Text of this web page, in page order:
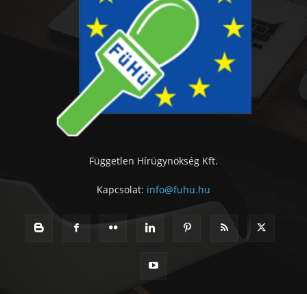
Független Hírügynökség Kft.
Kapcsolat: info@fuhu.hu